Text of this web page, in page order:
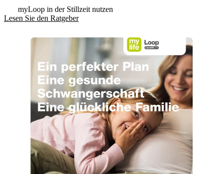
myLoop in der Stillzeit nutzen
Lesen Sie den Ratgeber